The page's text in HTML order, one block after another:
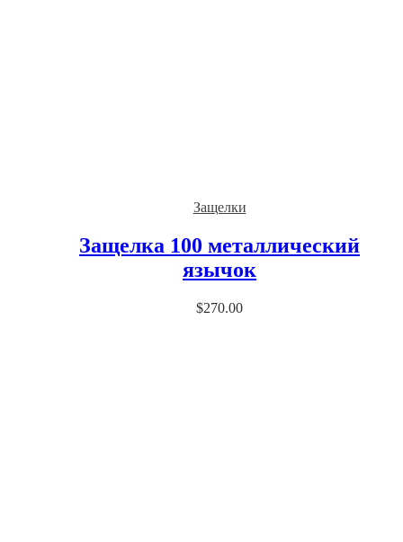
Защелки
Защелка 100 металлический
язычок
$270.00